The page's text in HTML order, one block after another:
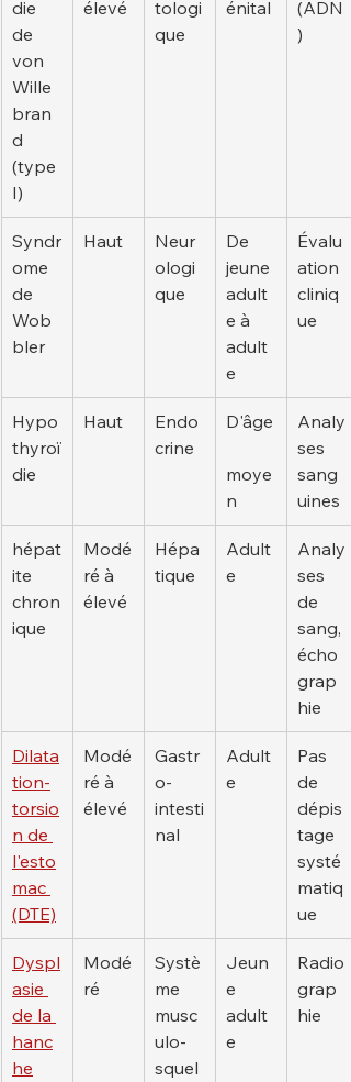
die
de
von
Wille
bran
d
(type
I)
élevé
tologi
que
énital
(ADN
)
Syndr
ome
de
Wob
bler
Haut
Neur
ologi
que
De
jeune
adult
e à
adult
e
Évalu
ation
cliniq
ue
Hypo
thyroï
die
Haut
Endo
crine
D'âge
moye
n
Analy
ses
sang
uines
hépat
ite
chron
ique
Modé
ré à
élevé
Hépa
tique
Adult
e
Analy
ses
de
sang,
écho
grap
hie
Dilata
tion-
torsio
n de
l'esto
mac
(DTE)
Modé
ré à
élevé
Gastr
o-
intesti
nal
Adult
e
Pas
de
dépis
tage
systé
matiq
ue
Dyspl
asie
de la
hanc
he
Modé
ré
Systè
me
musc
ulo-
squel
Jeun
e
adult
e
Radio
grap
hie